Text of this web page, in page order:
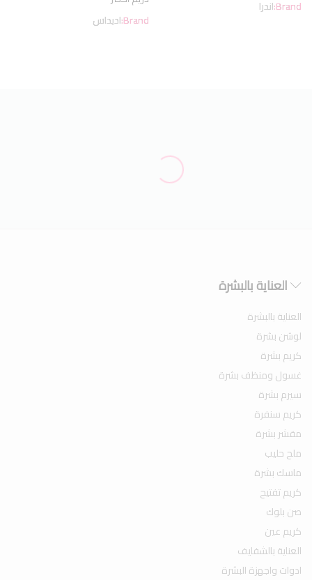
Brand:اندرا
Brand:اديداس
العناية بالبشرة
العناية بالبشرة
لوشن بشرة
كريم بشرة
غسول ومنظف بشرة
سيرم بشرة
كريم سنفرة
مقشر بشرة
ملح حليب
ماسك بشرة
كريم تفتيح
صن بلوك
كريم عين
العناية بالشفايف
ادوات واجهزة البشرة